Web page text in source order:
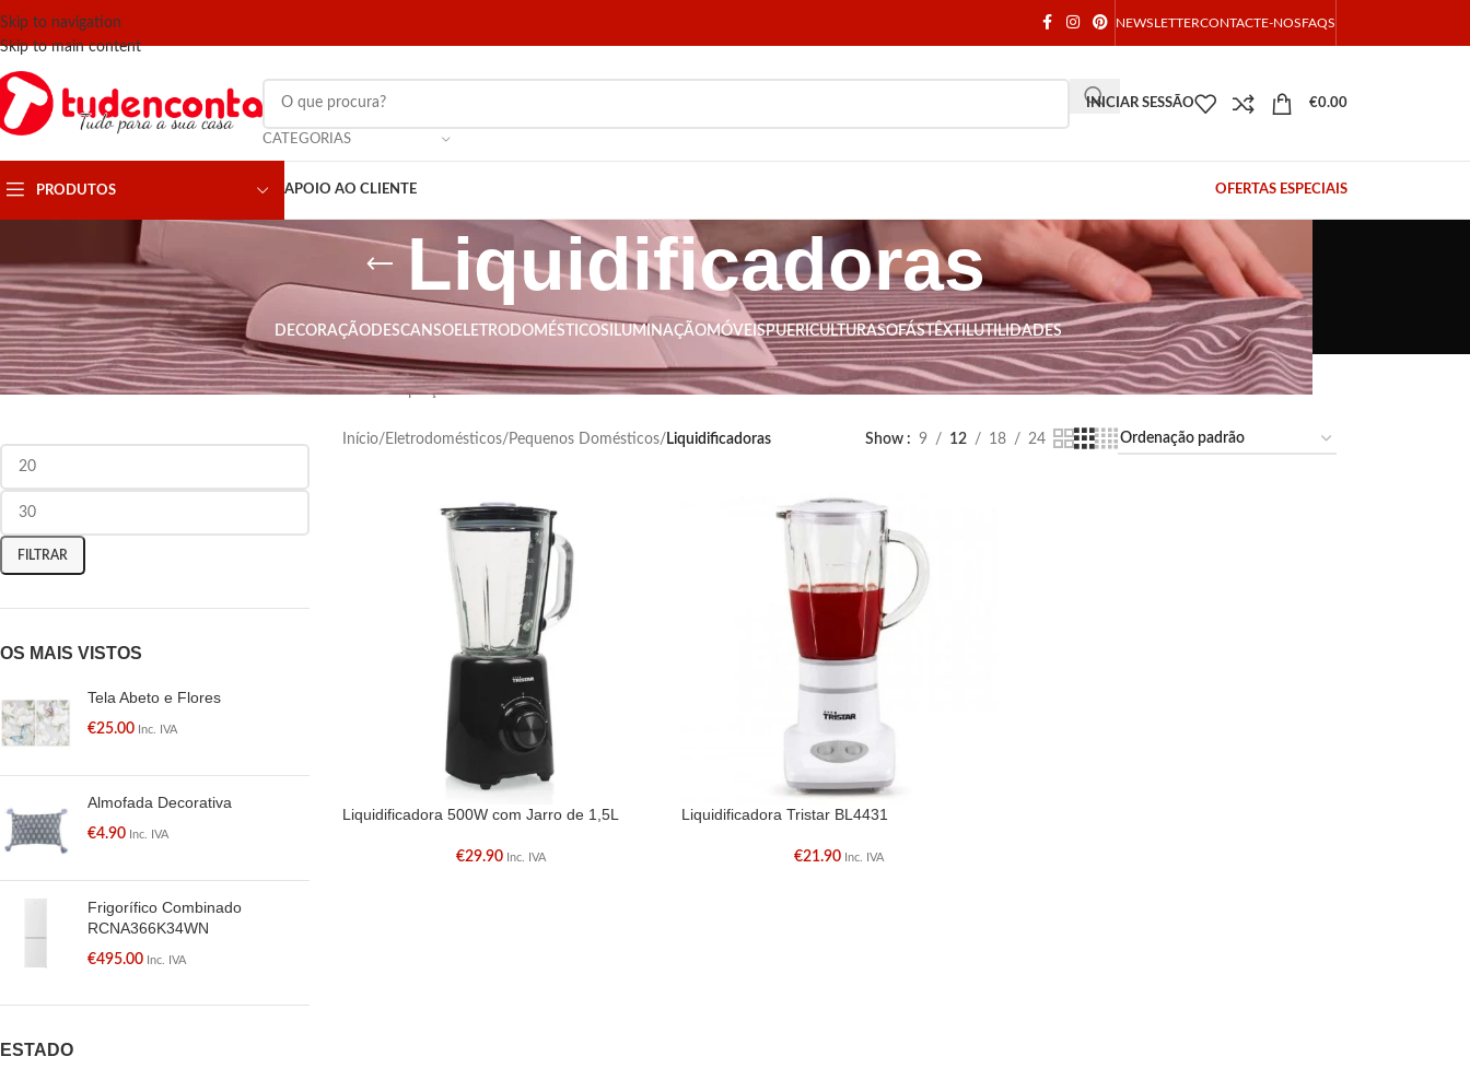
Skip to navigation
Skip to main content
NEWSLETTERCONTACTE-NOSFAQS
CATEGORIAS
INICIAR SESSÃO €0.00
PRODUTOS APOIO AO CLIENTE OFERTAS ESPECIAIS
Liquidificadoras
DECORAÇÃO DESCANSO ELETRODOMÉSTICOS ILUMINAÇÃOMÓVEISPUERICULTURASOFÁSTÊXTILUTILIDADES
FILTRAR POR PREÇO
FILTRAR
OS MAIS VISTOS
Tela Abeto e Flores
€25.00 Inc. IVA
Almofada Decorativa
€4.90 Inc. IVA
Frigorífico Combinado
RCNA366K34WN
€495.00 Inc. IVA
ESTADO
Conheça a nossa gama de liquidificadores e saiba mais sobre as nossas ofertas. Em tudenconta.pt encontra as melhores marcas sempre aos
melhores preços.
Início/ Eletrodomésticos/ Pequenos Domésticos/ Liquidificadoras Show 9 12 18 24
Liquidificadora 500W com Jarro de 1,5L
€29.90 Inc. IVA
Liquidificadora Tristar BL4431
€21.90 Inc. IVA